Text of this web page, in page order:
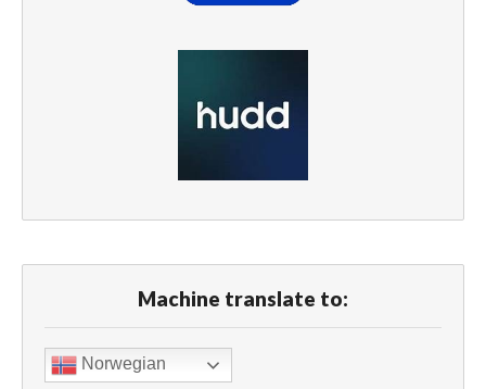
Machine translate to:
Norwegian